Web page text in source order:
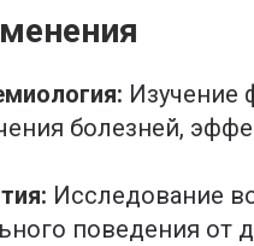
Изучение
болезней,
Исследование
поведения от